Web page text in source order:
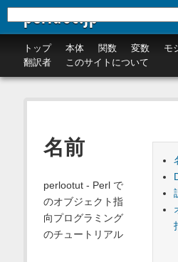
perldoc.jp
トップ 本体 関数 変数 モ
翻訳者
このサイトについて
名前
perlootut - Perl で
のオブジェクト指
向プログラミング
のチュートリアル